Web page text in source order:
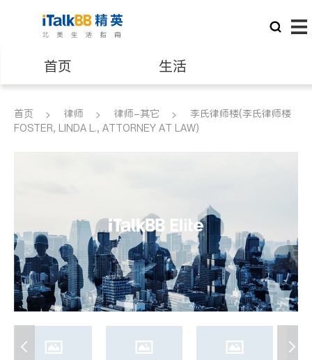
首页 生活
医生 律师
养老 非盈利组织
首页 律师 律师-其它
李氏律师楼(李氏律师楼
FOSTER, LINDA L., ATTORNEY AT LAW)